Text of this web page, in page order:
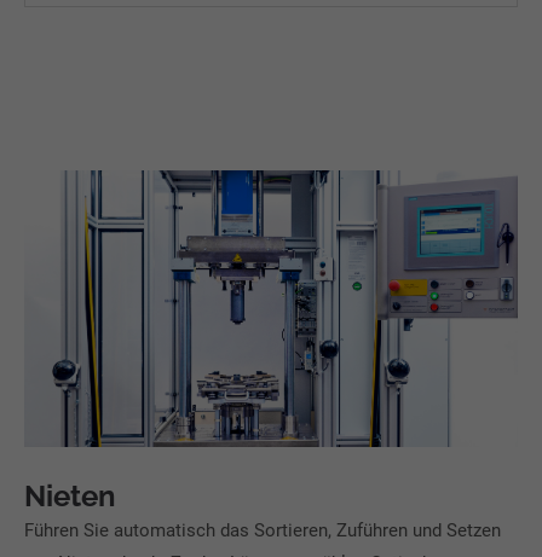
Nieten
Führen Sie automatisch das Sortieren, Zuführen und Setzen